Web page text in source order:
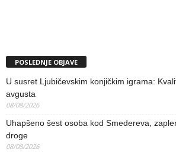
POSLEDNJE OBJAVE
U susret Ljubičevskim konjičkim igrama:
avgusta
08/08/2026
Uhapšeno šest osoba kod Smedereva,
droge
08/08/2026